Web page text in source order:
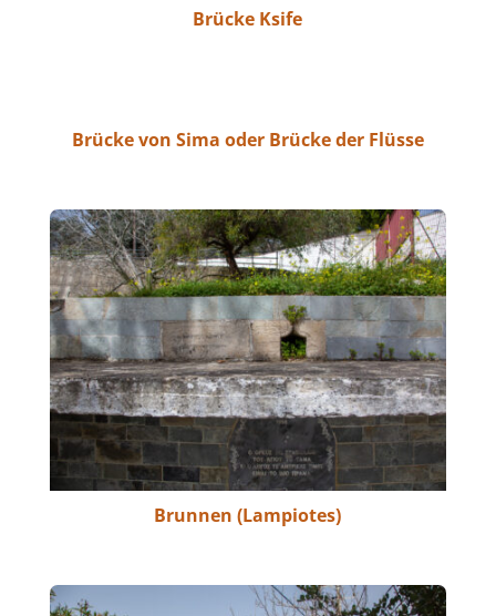
Brücke Ksife
Brücke von Sima oder Brücke der Flüsse
Brunnen (Lampiotes)